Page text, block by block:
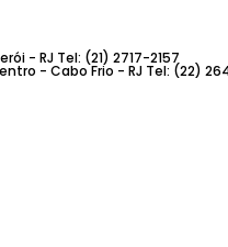
- RJ Tel: (21) 2717-2157
- Cabo Frio - RJ Tel: (22)